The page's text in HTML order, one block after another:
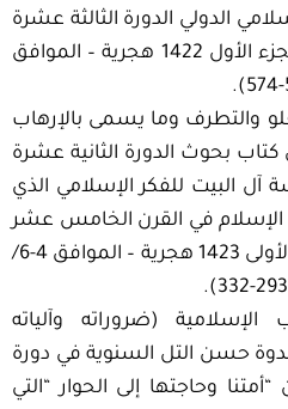
الدولي الدورة الثالثة عشرة
– العدد الثالث عشر، الجزء الأول 1422 هجرية – الموافق
والتطرف وما يسمى بالإرهاب
بحوث الدورة الثانية عشرة
آل البيت للفكر الإسلامي الذي
في القرن الخامس عشر
هجري “24-26 جمادى الأولى 1423 هجرية – الموافق 4-6/
الإسلامية (ضروراته وآلياته
حسن التل السنوية في دورة
“أمتنا وحاجتها إلى الحوار “التي